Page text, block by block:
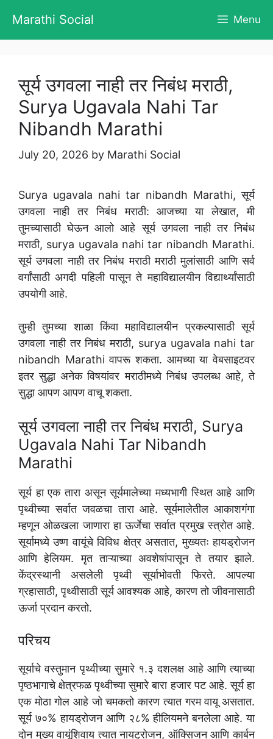
content
Marathi Social Menu
सूर्य उगवला नाही तर निबंध मराठी,
Surya Ugavala Nahi Tar
Nibandh Marathi
July 20, 2026 by Marathi Social
Surya ugavala nahi tar nibandh Marathi, सूर्य
उगवला नाही तर निबंध मराठी: आजच्या या लेखात, मी
तुमच्यासाठी घेऊन आलो आहे सूर्य उगवला नाही तर निबंध
मराठी, surya ugavala nahi tar nibandh Marathi.
सूर्य उगवला नाही तर निबंध मराठी मराठी मुलांसाठी आणि सर्व
वर्गांसाठी अगदी पहिली पासून ते महाविद्यालयीन विद्यार्थ्यांसाठी
उपयोगी आहे.
तुम्ही तुमच्या शाळा किंवा महाविद्यालयीन प्रकल्पासाठी सूर्य
उगवला नाही तर निबंध मराठी, surya ugavala nahi tar
nibandh Marathi वापरू शकता. आमच्या या वेबसाइटवर
इतर सुद्धा अनेक विषयांवर मराठीमध्ये निबंध उपलब्ध आहे, ते
सुद्धा आपण आपण वाचू शकता.
सूर्य उगवला नाही तर निबंध मराठी, Surya
Ugavala Nahi Tar Nibandh
Marathi
सूर्य हा एक तारा असून सूर्यमालेच्या मध्यभागी स्थित आहे आणि
पृथ्वीच्या सर्वात जवळचा तारा आहे. सूर्यमालेतील आकाशगंगा
म्हणून ओळखला जाणारा हा ऊर्जेचा सर्वात प्रमुख स्त्रोत आहे.
सूर्यामध्ये उष्ण वायूंचे विविध क्षेत्र असतात, मुख्यतः हायड्रोजन
आणि हेलियम. मृत ताऱ्याच्या अवशेषांपासून ते तयार झाले.
केंद्रस्थानी असलेली पृथ्वी सूर्याभोवती फिरते. आपल्या
ग्रहासाठी, पृथ्वीसाठी सूर्य आवश्यक आहे, कारण तो जीवनासाठी
ऊर्जा प्रदान करतो.
परिचय
सूर्याचे वस्तुमान पृथ्वीच्या सुमारे १.३ दशलक्ष आहे आणि त्याच्या
पृष्ठभागाचे क्षेत्रफळ पृथ्वीच्या सुमारे बारा हजार पट आहे. सूर्य हा
एक मोठा गोल आहे जो चमकतो कारण त्यात गरम वायू असतात.
सूर्य ७०% हायड्रोजन आणि २८% हीलियमने बनलेला आहे. या
दोन मुख्य वायूंशिवाय त्यात नायट्रोजन, ऑक्सिजन आणि कार्बन